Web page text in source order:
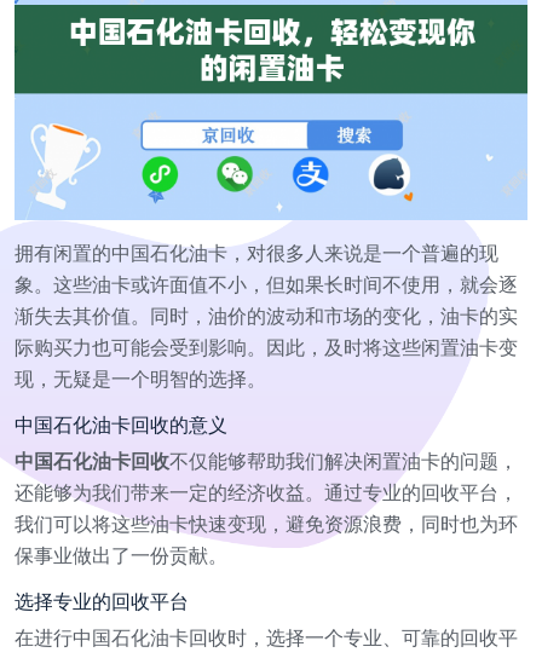
拥有闲置的中国石化油卡，对很多人来说是一个普遍的现
象。这些油卡或许面值不小，但如果长时间不使用，就会逐
渐失去其价值。同时，油价的波动和市场的变化，油卡的实
际购买力也可能会受到影响。因此，及时将这些闲置油卡变
现，无疑是一个明智的选择。
中国石化油卡回收的意义
中国石化油卡回收不仅能够帮助我们解决闲置油卡的问题，
还能够为我们带来一定的经济收益。通过专业的回收平台，
我们可以将这些油卡快速变现，避免资源浪费，同时也为环
保事业做出了一份贡献。
选择专业的回收平台
在进行中国石化油卡回收时，选择一个专业、可靠的回收平